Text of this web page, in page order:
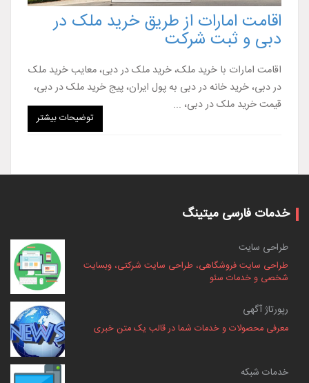
اقامت امارات از طریق خرید ملک در
دبی و ثبت شرکت
اقامت امارات با خرید ملک، خرید ملک در دبی، معایب خرید ملک
در دبی، خرید خانه در دبی به پول ایران، پیج خرید ملک در دبی،
قیمت خرید ملک در دبی، ...
توضیحات بیشتر
خدمات فارسی میتینگ
طراحی سایت
طراحی سایت فروشگاهی، طراحی سایت شرکتی، وبسایت
شخصی و خدمات سئو
رپورتاژ آگهی
معرفی محصولات و خدمات شما در قالب یک متن خبری
خدمات شبکه